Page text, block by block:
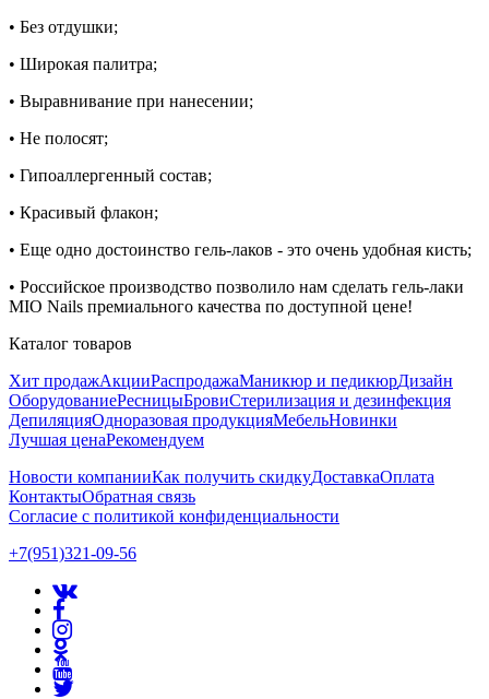
• Без отдушки;
• Широкая палитра;
• Выравнивание при нанесении;
• Не полосят;
• Гипоаллергенный состав;
• Красивый флакон;
• Еще одно достоинство гель-лаков - это очень удобная кисть;
• Российское производство позволило нам сделать гель-лаки
MIO Nails премиального качества по доступной цене!
Каталог товаров
Хит продажАкцииРаспродажаМаникюр и педикюрДизайн
ОборудованиеРесницыБровиСтерилизация и дезинфекция
ДепиляцияОдноразовая продукцияМебельНовинки
Лучшая ценаРекомендуем
Новости компанииКак получить скидкуДоставкаОплата
КонтактыОбратная связь
Согласие с политикой конфиденциальности
+7(951)321-09-56